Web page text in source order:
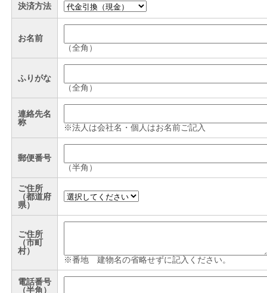
決済方法
お名前
（全角）
ふりがな
（全角）
連絡先名
称
※法人は会社名・個人はお名前ご記入
郵便番号
（半角）
ご住所
（都道府
県）
ご住所
（市町
村）
※番地 建物名の省略せずに記入ください。
電話番号
（半角）